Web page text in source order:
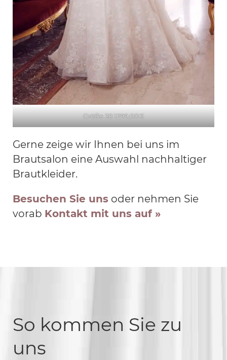
Größe 38 1299,00€
Gerne zeige wir Ihnen bei uns im
Brautsalon eine Auswahl nachhaltiger
Brautkleider.
Besuchen Sie uns oder nehmen Sie
vorab Kontakt mit uns auf »
So kommen Sie zu
uns